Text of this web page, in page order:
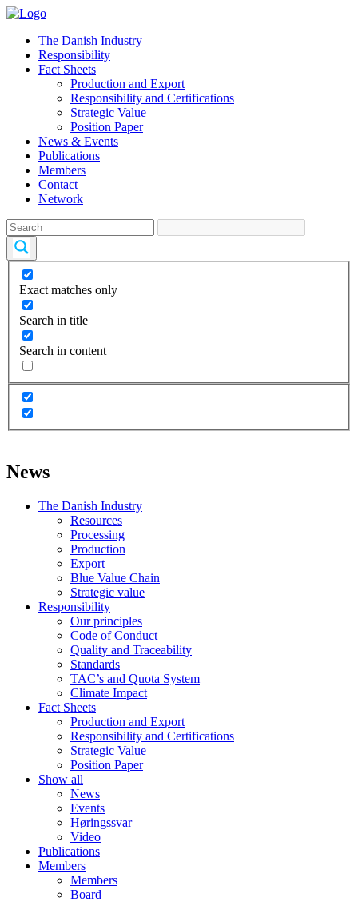
The Danish Industry
Responsibility
Fact Sheets
Production and Export
Responsibility and Certifications
Strategic Value
Position Paper
News & Events
Publications
Members
Contact
Network
Exact matches only
Search in title
Search in content
News
The Danish Industry
Resources
Processing
Production
Export
Blue Value Chain
Strategic value
Responsibility
Our principles
Code of Conduct
Quality and Traceability
Standards
TAC’s and Quota System
Climate Impact
Fact Sheets
Production and Export
Responsibility and Certifications
Strategic Value
Position Paper
Show all
News
Events
Høringssvar
Video
Publications
Members
Members
Board